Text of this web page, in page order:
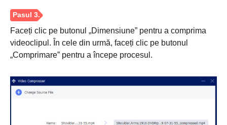
Pasul 2.
Faceți clic pe butonul „Dimensiune” pentru a comprima
videoclipul. În cele din urmă, faceți clic pe butonul
„Comprimare” pentru a începe procesul.